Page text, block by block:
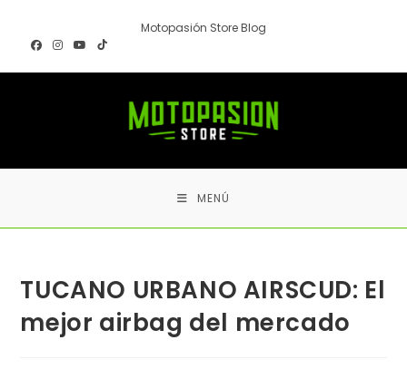
contenido
Motopasión Store Blog
MENÚ
TUCANO URBANO AIRSCUD: El
mejor airbag del mercado